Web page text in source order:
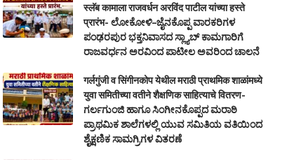
स्लॅब कामाला राजवर्धन अरविंद पाटील यांच्या हस्ते
प्रारंभ- ಲೋಕೋಳಿ–ಜೈನಕೊಪ್ಪ ವಾರಕರಿಗಳ
ಪಂಢರಪುರ ಭಕ್ತನಿವಾಸದ ಸ್ಲ್ಯಾಬ್ ಕಾಮಗಾರಿಗೆ
ರಾಜವರ್ಧನ ಅರವಿಂದ ಪಾಟೀಲ ಅವರಿಂದ ಚಾಲನೆ
गर्लगुंजी व सिंगीनकोप येथील मराठी प्राथमिक शाळांमध्ये
युवा समितीच्या वतीने शैक्षणिक साहित्याचे वितरण-
ಗರ್ಲಗುಂಜಿ ಹಾಗೂ ಸಿಂಗೀನಕೊಪ್ಪದ ಮರಾಠಿ
ಪ್ರಾಥಮಿಕ ಶಾಲೆಗಳಲ್ಲಿ ಯುವ ಸಮಿತಿಯ ವತಿಯಿಂದ
ಶೈಕ್ಷಣಿಕ ಸಾಮಗ್ರಿಗಳ ವಿತರಣೆ